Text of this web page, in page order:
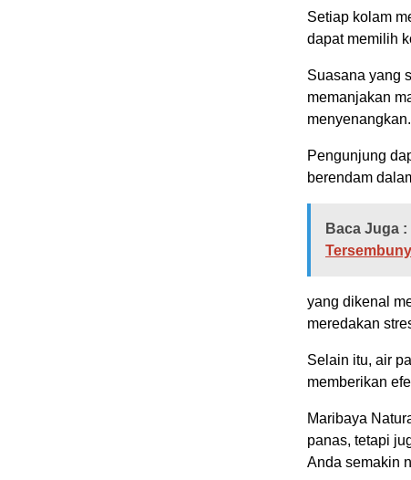
Setiap kolam
dapat memilih
Suasana yang
memanjakan
menyenangkan.
Pengunjung
berendam
Baca Juga :
yang dikenal
meredakan
Selain itu, air
memberikan
Maribaya
panas, tetapi
Anda semakin